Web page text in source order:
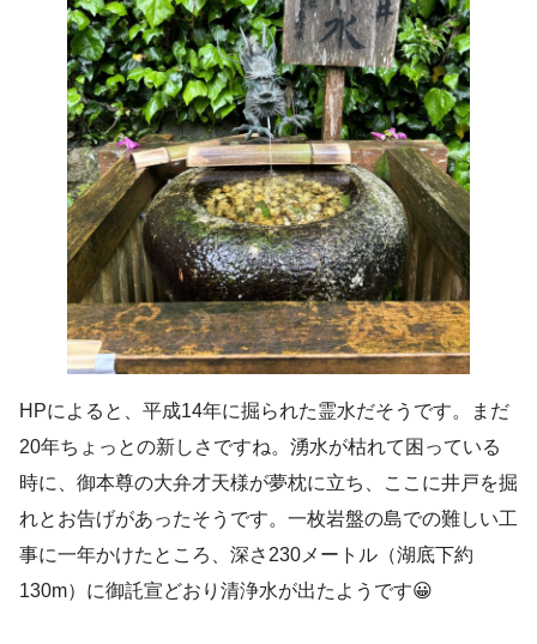
HPによると、平成14年に掘られた霊水だそうです。まだ
20年ちょっとの新しさですね。湧水が枯れて困っている
時に、御本尊の大弁才天様が夢枕に立ち、ここに井戸を掘
れとお告げがあったそうです。一枚岩盤の島での難しい工
事に一年かけたところ、深さ230メートル（湖底下約
130m）に御託宣どおり清浄水が出たようです😀